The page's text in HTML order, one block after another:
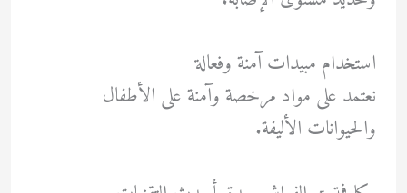
استخدام مبيدات آمنة وفعالة
نعتمد على مواد مرخصة وآمنة على الأطفال
والحيوانات الأليفة.